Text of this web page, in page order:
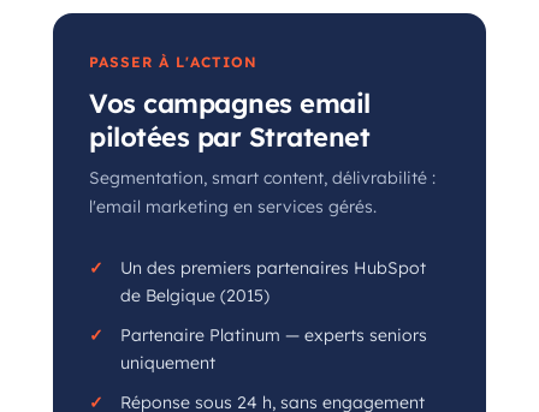
PASSER À L'ACTION
Vos campagnes email
pilotées par Stratenet
Segmentation, smart content, délivrabilité :
l'email marketing en services gérés.
Un des premiers partenaires HubSpot
de Belgique (2015)
Partenaire Platinum — experts seniors
uniquement
Réponse sous 24 h, sans engagement